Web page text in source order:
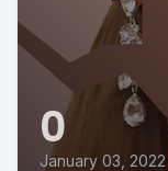
0
January 03, 2022